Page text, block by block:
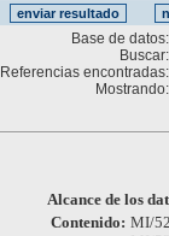
Base de datos:
Buscar:
Referencias encontradas:
Mostrando:
Alcance de los
Contenido: MI/